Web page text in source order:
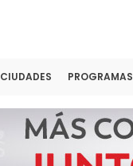
CIUDADES PROGRAMAS